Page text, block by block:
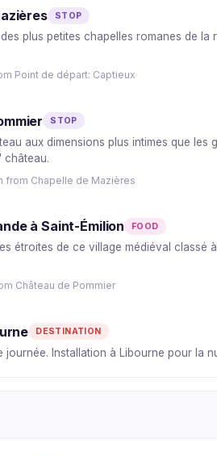
STOP
plus petites chapelles romanes de
Point de départ: Captieux
STOP
aux dimensions plus intimes que
château.
from Chapelle de Mazières
à Saint-Émilion FOOD
étroites de ce village médiéval
Château de Pommier
DESTINATION
journée. Installation à Libourne pour la